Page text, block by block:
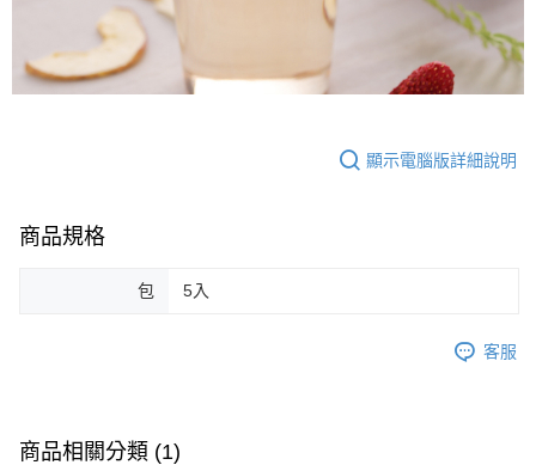
顯示電腦版詳細說明
商品規格
包 5入
客服
商品相關分類 (1)